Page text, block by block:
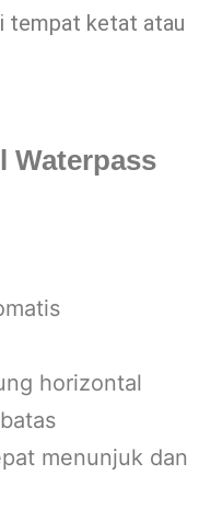
tempat ketat atau
Waterpass
horizontal
menunjuk dan